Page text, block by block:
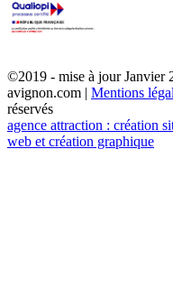
©2019 - mise à jour Janvier
avignon.com | Mentions
réservés
agence attraction : création
web et création graphique